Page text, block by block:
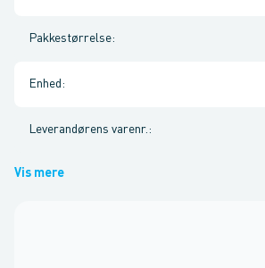
Pakkestørrelse:
Enhed :
Leverandørens varenr. :
Vis mere